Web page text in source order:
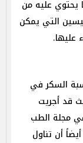
يحتوي عليه من
التي يمكن
عليها.
السكر في
قد أجريت
في مجلة الطب
2017، وأوضحت أيضاً أن تناول